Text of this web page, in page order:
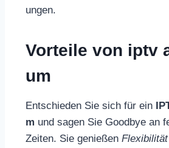
ungen.
Vorteile von iptv
um
Entschieden Sie sich für ein
m und sagen Sie Goodbye an
Zeiten. Sie genießen Flexibilität